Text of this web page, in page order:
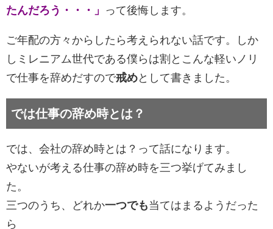
たんだろう・・・」 って後悔します。
ご年配の方々からしたら考えられない話です。しか
しミレニアム世代である僕らは割とこんな軽いノリ
で仕事を辞めだすので戒めとして書きました。
では仕事の辞め時とは？
では、会社の辞め時とは？って話になります。
やないが考える仕事の辞め時を三つ挙げてみまし
た。
三つのうち、どれか一つでも当てはまるようだった
ら